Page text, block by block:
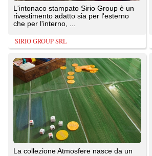
colori,lisci o graffiati, coordinati da
listelli angolari
Fratelli Bianchi Pavimenti
realizzate
di 5,5
TrovaPavimenti.it
AF Coding Studio
via A. Diaz, 1
20087 Robecco sul Naviglio (MI)
P.iva 03980840965
Tutte le
T: 1,773